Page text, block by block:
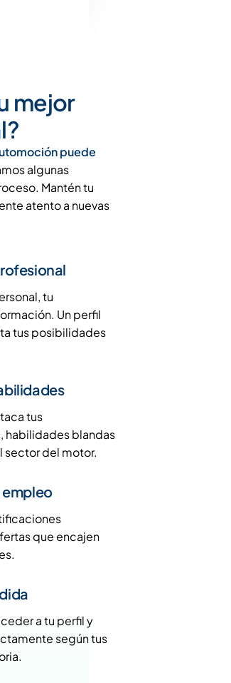
mejor
puede
algunas
Mantén tu
atento a nuevas
tu
Un perfil
tus posibilidades
tus
habilidades blandas
sector del motor.
empleo
que encajen
a tu perfil y
según tus